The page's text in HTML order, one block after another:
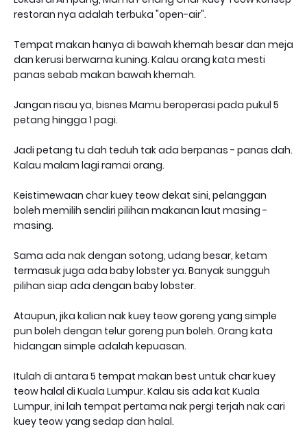
restoran nya adalah terbuka "open-air".
Tempat makan hanya di bawah khemah besar dan meja
dan kerusi berwarna kuning. Kalau orang kata mesti
panas sebab makan bawah khemah.
Jangan risau ya, bisnes Mamu beroperasi pada pukul 5
petang hingga 1 pagi.
Jadi petang tu dah teduh tak ada berpanas - panas dah.
Kalau malam lagi ramai orang.
Keistimewaan char kuey teow dekat sini, pelanggan
boleh memilih sendiri pilihan makanan laut masing -
masing.
Sama ada nak dengan sotong, udang besar, ketam
termasuk juga ada baby lobster ya. Banyak sungguh
pilihan siap ada dengan baby lobster.
Ataupun, jika kalian nak kuey teow goreng yang simple
pun boleh dengan telur goreng pun boleh. Orang kata
hidangan simple adalah kepuasan.
Itulah di antara 5 tempat makan best untuk char kuey
teow halal di Kuala Lumpur. Kalau sis ada kat Kuala
Lumpur, ini lah tempat pertama nak pergi terjah nak cari
kuey teow yang sedap dan halal.